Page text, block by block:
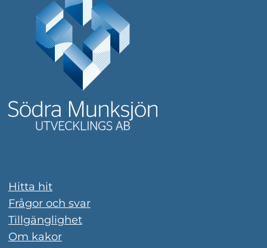
Hitta hit
Frågor och svar
Tillgänglighet
Om kakor